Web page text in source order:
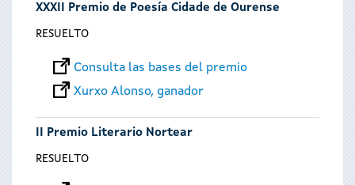
usted
XXXII Premio de Poesía Cidade de Ourense
RESUELTO
Consulta las bases del premio
Xurxo Alonso, ganador
II Premio Literario Nortear
RESUELTO